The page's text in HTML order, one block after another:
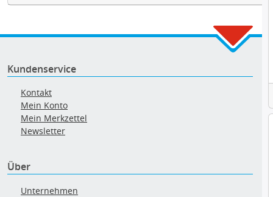
Kundenservice
Kontakt
Mein Konto
Mein Merkzettel
Newsletter
Über
Unternehmen